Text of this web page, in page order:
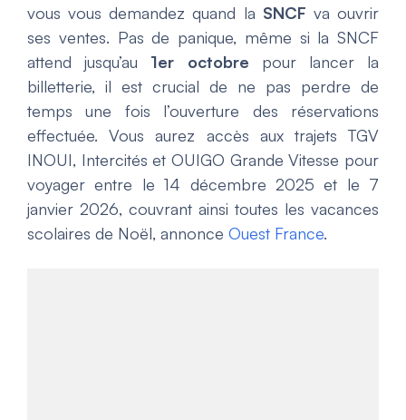
vous vous demandez quand la SNCF va ouvrir
ses ventes. Pas de panique, même si la SNCF
attend jusqu’au 1er octobre pour lancer la
billetterie, il est crucial de ne pas perdre de
temps une fois l’ouverture des réservations
effectuée. Vous aurez accès aux trajets TGV
INOUI, Intercités et OUIGO Grande Vitesse pour
voyager entre le 14 décembre 2025 et le 7
janvier 2026, couvrant ainsi toutes les vacances
scolaires de Noël, annonce Ouest France.